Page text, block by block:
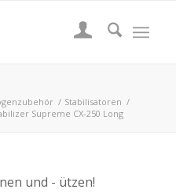
/ Stabilisatoren /
Supreme CX-250 Long
und - ützen!